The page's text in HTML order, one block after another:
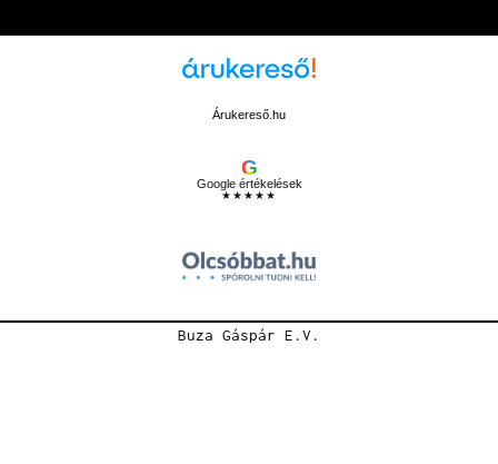
Árukereső.hu
G
Google értékelések
★★★★★
Buza Gáspár E.V.